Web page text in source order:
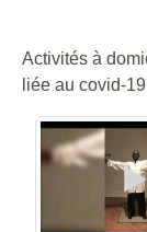
Activités à
liée au covid-19